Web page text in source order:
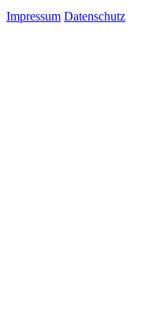
Impressum Datenschutz